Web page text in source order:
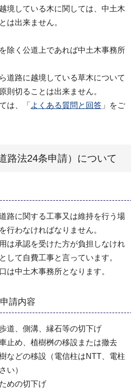
境している木に関しては、中土木
は出来ません。
除く公道上であれば中土木事務所
道路に越境している草木について
則切ることは出来ません。
は、「 よくある質問と回答 」をご
路法24条申請）について
路に関する工事又は維持を行う場
行わなければなりません。
は承認を受けた方が負担しなけれ
して自費工事と言っています。
は中土木事務所となります。
請内容
道、側溝、縁石等の切下げ
止め、植樹桝の移設または撤去
などの移設（電信柱はNTT、電柱
い）
めの切下げ